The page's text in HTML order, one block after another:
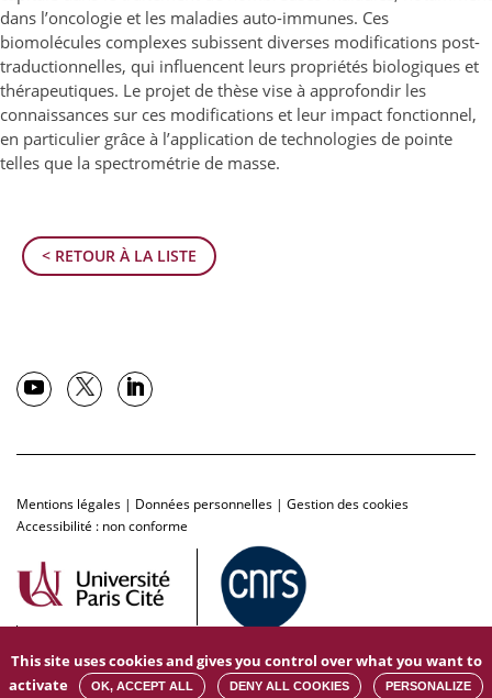
< RETOUR À LA LISTE
dans l’oncologie et les maladies auto-immunes. Ces
biomolécules complexes subissent diverses modifications post-
traductionnelles, qui influencent leurs propriétés biologiques et
thérapeutiques. Le projet de thèse vise à approfondir les
connaissances sur ces modifications et leur impact fonctionnel,
en particulier grâce à l’application de technologies de pointe
telles que la spectrométrie de masse.
Mentions légales | Données personnelles | Gestion des cookies
Accessibilité : non conforme
This site uses cookies and gives you control over what you want to
activate
OK, ACCEPT ALL DENY ALL COOKIES PERSONALIZE